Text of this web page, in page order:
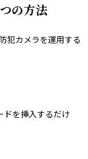
の方法
犯カメラを運用する
ドを挿入するだけ